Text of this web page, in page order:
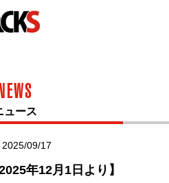
ュース
2025/09/17
年12月1日より】